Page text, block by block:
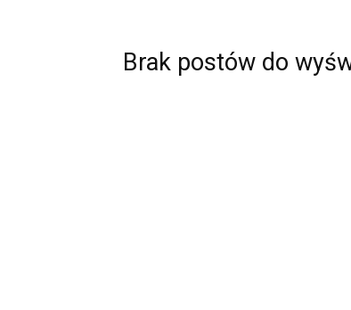
Brak postów do